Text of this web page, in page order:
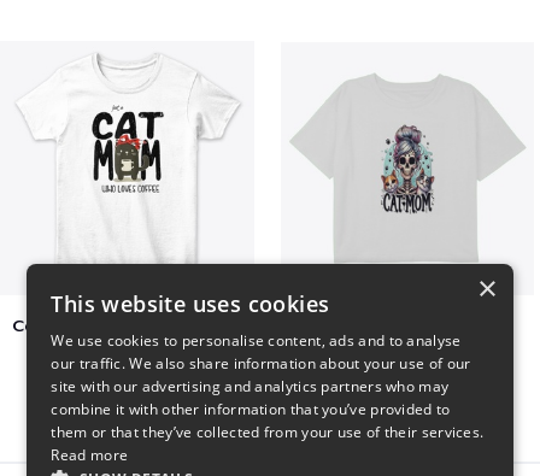
Cat Mom Who Loves Coffee
$20 $27
×
This website uses cookies
We use cookies to personalise content, ads and to analyse
our traffic. We also share information about your use of our
site with our advertising and analytics partners who may
combine it with other information that you’ve provided to
them or that they’ve collected from your use of their services.
Read more